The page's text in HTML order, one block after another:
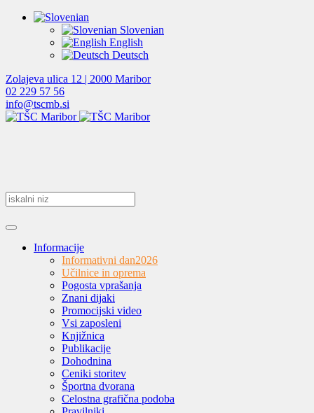
Slovenian
English
Deutsch
Zolajeva ulica 12 | 2000 Maribor
02 229 57 56
info@tscmb.si
Informacije
Informativni dan2026
Učilnice in oprema
Pogosta vprašanja
Znani dijaki
Promocijski video
Vsi zaposleni
Knjižnica
Publikacije
Dohodnina
Ceniki storitev
Športna dvorana
Celostna grafična podoba